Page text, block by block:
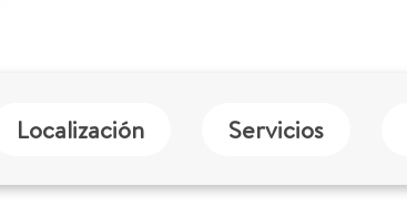
Localización Servicios